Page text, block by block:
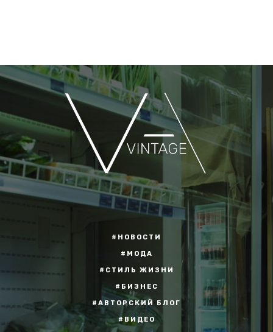
#НОВОСТИ
#МОДА
#СТИЛЬ ЖИЗНИ
#БИЗНЕС
#АВТОРСКИЙ БЛОГ
#ВИДЕО